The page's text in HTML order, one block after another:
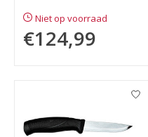
Niet op voorraad
€124,99